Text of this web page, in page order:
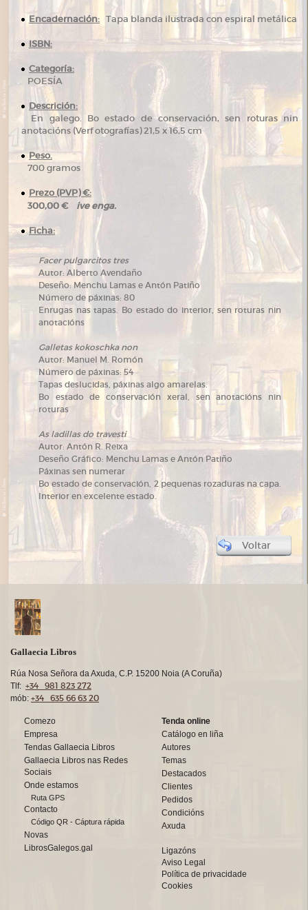
Encadernación: Tapa blanda ilustrada con espiral metálica
ISBN:
Categoría:
POESÍA
Descrición:
En galego. Bo estado de conservación, sen roturas nin
anotacións (Verf otografías) 21,5 x 16,5 cm
Peso.
700 gramos
Prezo (PVP) €:
300,00 € ive enga.
Ficha:
Facer pulgarcitos tres
Autor: Alberto Avendaño
Deseño: Menchu Lamas e Antón Patiño
Número de páxinas: 80
Enrugas nas tapas. Bo estado do interior, sen roturas nin
anotacións
Galletas kokoschka non
Autor: Manuel M. Romón
Número de páxinas: 54
Tapas deslucidas, páxinas algo amarelas.
Bo estado de conservación xeral, sen anotacións nin
roturas
As ladillas do travesti
Autor: Antón R. Reixa
Deseño Gráfico: Menchu Lamas e Antón Patiño
Páxinas sen numerar
Bo estado de conservación, 2 pequenas rozaduras na capa.
Interior en excelente estado.
Voltar
Gallaecia Libros
Rúa Nosa Señora da Axuda, C.P. 15200 Noia (A Coruña)
Tlf: +34 981 823 272
mób: +34 635 66 63 20
Comezo
Empresa
Tendas Gallaecia Libros
Gallaecia Libros nas Redes
Sociais
Onde estamos
Ruta GPS
Contacto
Código QR - Cáptura rápida
Novas
LibrosGalegos.gal
Tenda online
Catálogo en liña
Autores
Temas
Destacados
Clientes
Pedidos
Condicións
Axuda
Ligazóns
Aviso Legal
Política de privacidade
Cookies